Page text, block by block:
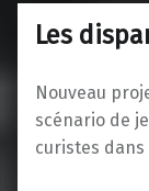
Les
Nouveau
scénario de
curistes